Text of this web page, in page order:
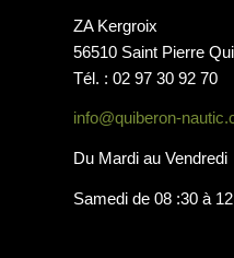
ZA Kergroix
56510 Saint Pierre
Tél. : 02 97 30 92 70
info@quiberon-
Du Mardi au
Samedi de 08 :30 à